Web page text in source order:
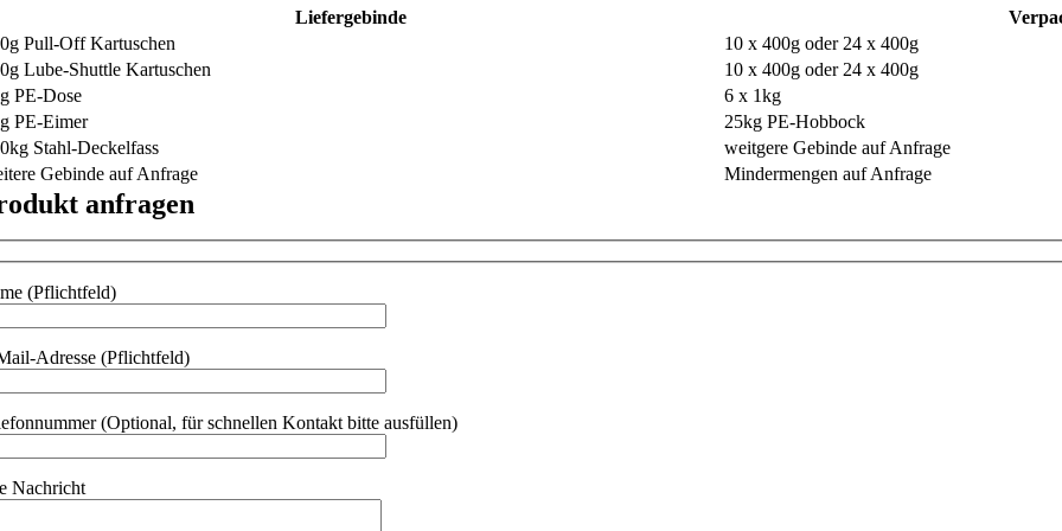
Liefergebinde
Pull-Off Kartuschen
10 x 400g oder 24 x 400g
Lube-Shuttle Kartuschen
10 x 400g oder 24 x 400g
PE-Dose
6 x 1kg
PE-Eimer
25kg PE-Hobbock
Stahl-Deckelfass
weitgere Gebinde auf Anfrage
Gebinde auf Anfrage
Mindermengen auf Anfrage
anfragen
(Pflichtfeld)
Adresse (Pflichtfeld)
(Optional, für schnellen Kontakt bitte ausfüllen)
Nachricht